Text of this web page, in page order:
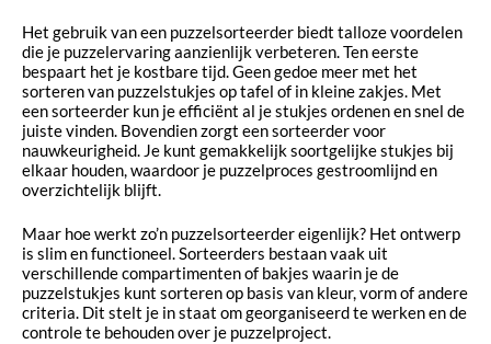
Het gebruik van een puzzelsorteerder biedt talloze voordelen
die je puzzelervaring aanzienlijk verbeteren. Ten eerste
bespaart het je kostbare tijd. Geen gedoe meer met het
sorteren van puzzelstukjes op tafel of in kleine zakjes. Met
een sorteerder kun je efficiënt al je stukjes ordenen en snel de
juiste vinden. Bovendien zorgt een sorteerder voor
nauwkeurigheid. Je kunt gemakkelijk soortgelijke stukjes bij
elkaar houden, waardoor je puzzelproces gestroomlijnd en
overzichtelijk blijft.
Maar hoe werkt zo’n puzzelsorteerder eigenlijk? Het ontwerp
is slim en functioneel. Sorteerders bestaan vaak uit
verschillende compartimenten of bakjes waarin je de
puzzelstukjes kunt sorteren op basis van kleur, vorm of andere
criteria. Dit stelt je in staat om georganiseerd te werken en de
controle te behouden over je puzzelproject.